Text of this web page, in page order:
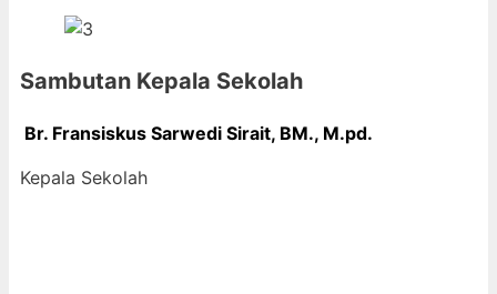
Sambutan Kepala Sekolah
Br. Fransiskus Sarwedi Sirait, BM., M.pd.
Kepala Sekolah